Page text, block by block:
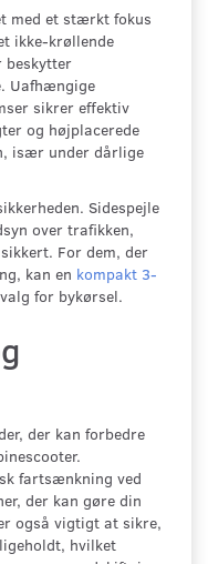
med et stærkt fokus
ikke-krøllende
beskytter
Uafhængige
sikrer effektiv
og højplacerede
især under dårlige
Sidespejle
over trafikken,
For dem, der
kan en kompakt 3-
for bykørsel.
der kan forbedre
fartsænkning ved
der kan gøre din
også vigtigt at sikre,
hvilket